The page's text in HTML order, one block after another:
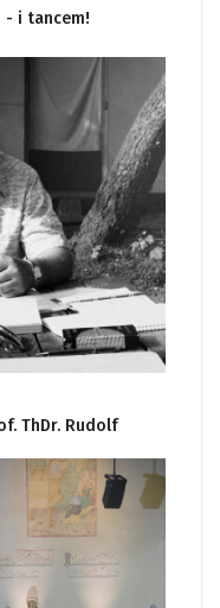
- i tancem!
ThDr. Rudolf